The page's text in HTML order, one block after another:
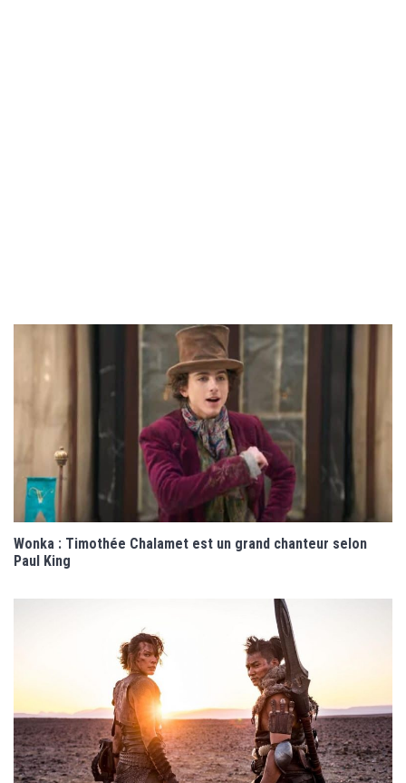
Wonka : Timothée Chalamet est un grand chanteur selon
Paul King